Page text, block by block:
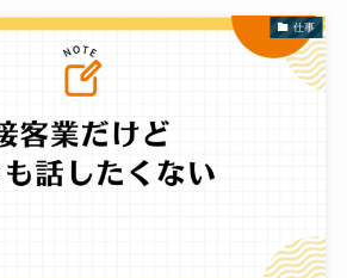
仕事